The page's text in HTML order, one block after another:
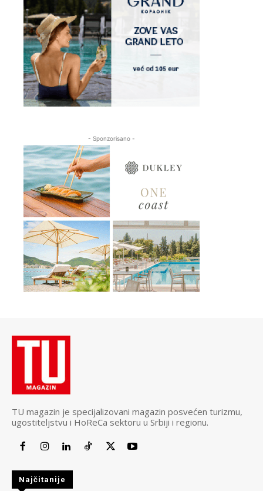
- Sponzorisano -
TU magazin je specijalizovani magazin posvećen turizmu,
ugostiteljstvu i HoReCa sektoru u Srbiji i regionu.
Najčitanije